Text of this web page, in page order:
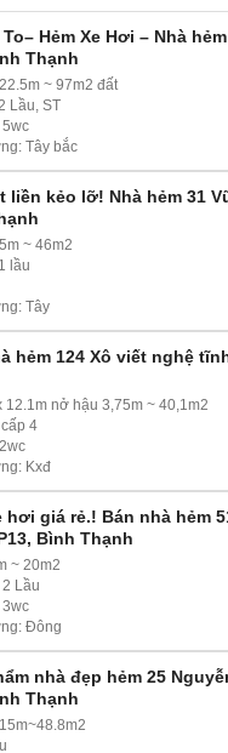
To– Hẻm Xe Hơi – Nhà
Thạnh
~ 97m2 đất
Lầu, ST
Tây bắc
liền kẻo lỡ! Nhà hẻm 31
~ 46m2
lầu
Tây
hẻm 124 Xô viết nghệ
12.1m nở hậu 3,75m ~ 40,1m2
4
Kxđ
hơi giá rẻ.! Bán nhà hẻm
Bình Thạnh
~ 20m2
2 Lầu
Đông
nhà đẹp hẻm 25
Thạnh